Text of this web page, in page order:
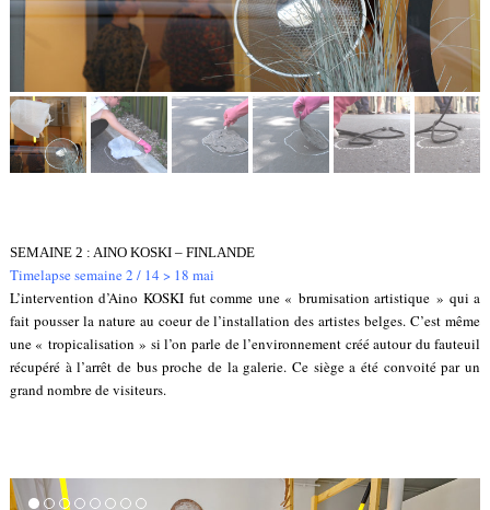
SEMAINE 2 : AINO KOSKI – FINLANDE
Timelapse semaine 2 / 14 > 18 mai
L’intervention d’Aino KOSKI fut comme une « brumisation artistique » qui a
fait pousser la nature au coeur de l’installation des artistes belges. C’est même
une « tropicalisation » si l’on parle de l’environnement créé autour du fauteuil
récupéré à l’arrêt de bus proche de la galerie. Ce siège a été convoité par un
grand nombre de visiteurs.